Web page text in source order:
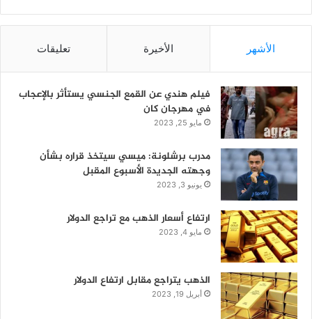
الأشهر الأخيرة تعليقات
فيلم هندي عن القمع الجنسي يستأثر بالإعجاب
في مهرجان كان
مايو 25, 2023
مدرب برشلونة: ميسي سيتخذ قراره بشأن
وجهته الجديدة الأسبوع المقبل
يونيو 3, 2023
ارتفاع أسعار الذهب مع تراجع الدولار
مايو 4, 2023
الذهب يتراجع مقابل ارتفاع الدولار
أبريل 19, 2023